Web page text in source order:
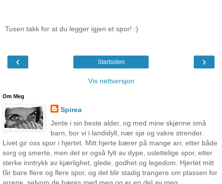
Tusen takk for at du legger igjen et spor! :)
‹ ›
Startsiden
Vis nettversjon
Om Meg
Spirea
Jente i sin beste alder, og med mine skjønne små
barn, bor vi i landidyll, nær sjø og vakre strender.
Livet gir oss spor i hjertet. Mitt hjerte bærer på mange arr, etter både
sorg og smerte, men det er også fylt av dype, uslettelige spor, etter
sterke inntrykk av kjærlighet, glede, godhet og legedom. Hjertet mitt
får bare flere og flere spor, og det blir stadig trangere om plassen for